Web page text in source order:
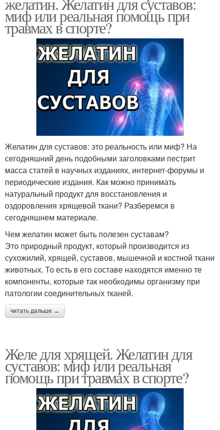
миф или реальная помощь при
травмах в спорте?
Желатин для суставов: это реальность или миф? На
сегодняшний день подобными заголовками пестрит
масса статей в научных изданиях, интернет-форумы и
периодические издания. Как можно принимать
натуральный продукт для восстановления и
оздоровления хрящевой ткани? Разберемся в
сегодняшнем материале.
Чем желатин может быть полезен суставам?
Это природный продукт, который производится из
сухожилий, хрящей, суставов, мышечной и костной ткани
животных. То есть в его составе находятся именно те
компоненты, которые так необходимы организму при
патологии соединительных тканей.
читать дальше →
Желе для хрящей. Желатин для
суставов: миф или реальная
помощь при травмах в спорте?